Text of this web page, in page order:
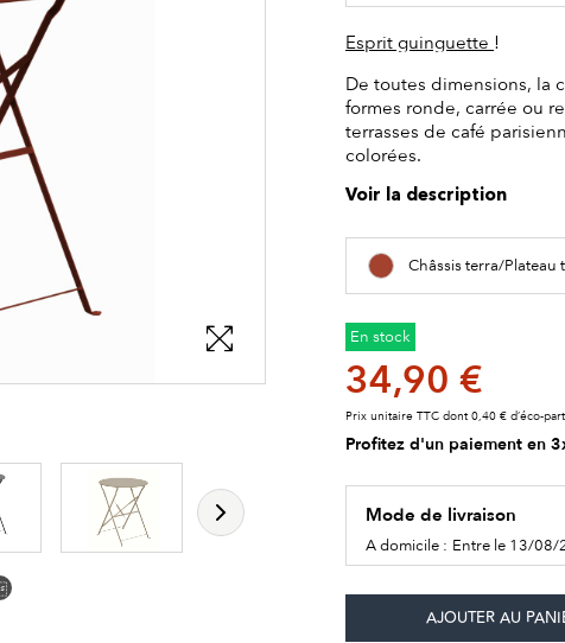
Esprit guinguette !
De toutes dimensions, la
formes ronde, carrée ou
terrasses de café
colorées.
Voir la description
Châssis terra/Plateau
En stock
34,90 €
Prix unitaire TTC dont 0,40 € d’éco-
Profitez d'un paiement en
Mode de livraison
A domicile : Entre le 13/